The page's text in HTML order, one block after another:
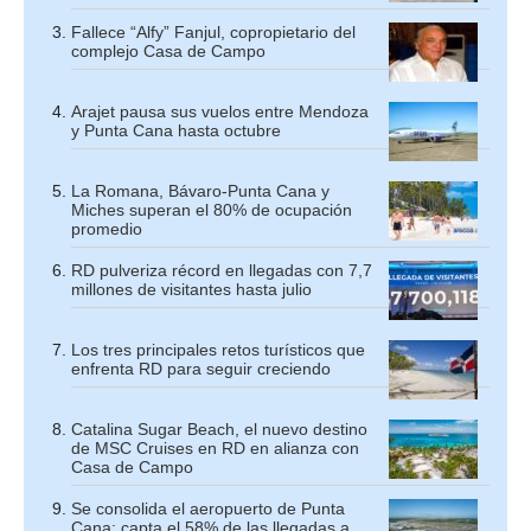
Fallece “Alfy” Fanjul, copropietario del
complejo Casa de Campo
Arajet pausa sus vuelos entre Mendoza
y Punta Cana hasta octubre
La Romana, Bávaro-Punta Cana y
Miches superan el 80% de ocupación
promedio
RD pulveriza récord en llegadas con 7,7
millones de visitantes hasta julio
Los tres principales retos turísticos que
enfrenta RD para seguir creciendo
Catalina Sugar Beach, el nuevo destino
de MSC Cruises en RD en alianza con
Casa de Campo
Se consolida el aeropuerto de Punta